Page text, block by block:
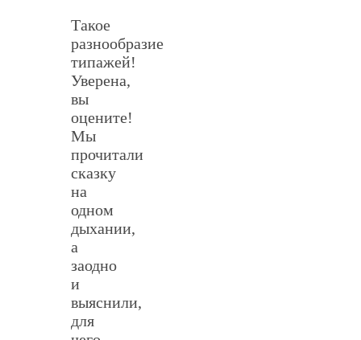
Такое
разнообразие
типажей!
Уверена,
вы
оцените!
Мы
прочитали
сказку
на
одном
дыхании,
а
заодно
и
выяснили,
для